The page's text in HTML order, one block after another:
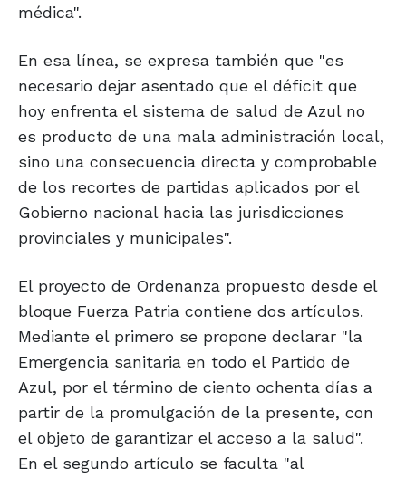
médica".
En esa línea, se expresa también que "es
necesario dejar asentado que el déficit que
hoy enfrenta el sistema de salud de Azul no
es producto de una mala administración local,
sino una consecuencia directa y comprobable
de los recortes de partidas aplicados por el
Gobierno nacional hacia las jurisdicciones
provinciales y municipales".
El proyecto de Ordenanza propuesto desde el
bloque Fuerza Patria contiene dos artículos.
Mediante el primero se propone declarar "la
Emergencia sanitaria en todo el Partido de
Azul, por el término de ciento ochenta días a
partir de la promulgación de la presente, con
el objeto de garantizar el acceso a la salud".
En el segundo artículo se faculta "al